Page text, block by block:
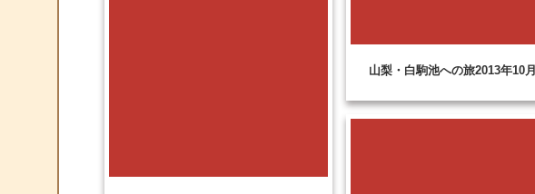
山梨・白駒池への旅2013年10月